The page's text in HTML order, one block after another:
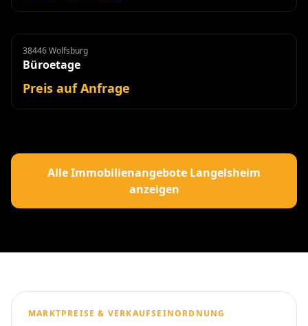
Büroetage Miete
38446 Wolfsburg
Büroetage
Preis auf Anfrage
Alle Immobilienangebote Langelsheim
anzeigen
MARKTPREISE & VERKAUFSEINORDNUNG